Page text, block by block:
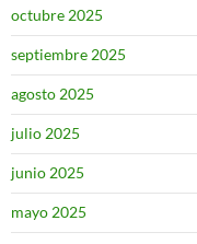
octubre 2025
septiembre 2025
agosto 2025
julio 2025
junio 2025
mayo 2025